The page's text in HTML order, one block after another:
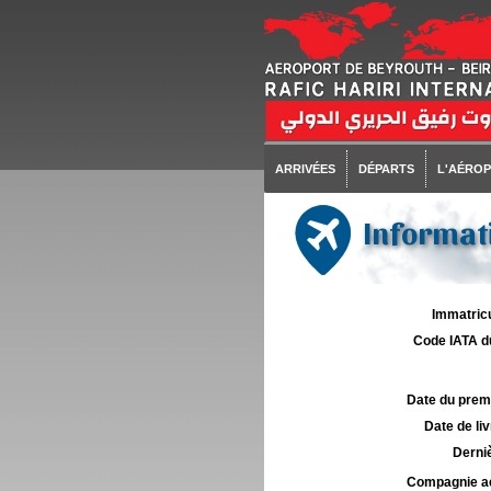
ARRIVÉES DÉPARTS
Code IATA
Date du
Date de
Compagnie